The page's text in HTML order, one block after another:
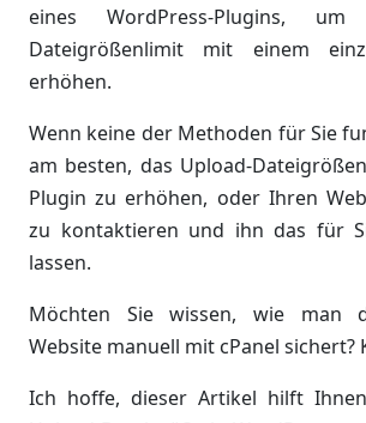
eines WordPress-Plugins,
Dateigrößenlimit mit einem
erhöhen.
Wenn keine der Methoden für Sie
am besten, das Upload-
Plugin zu erhöhen, oder Ihren
zu kontaktieren und ihn das für
lassen.
Möchten Sie wissen, wie man
Website manuell mit cPanel sichert?
Ich hoffe, dieser Artikel hilft